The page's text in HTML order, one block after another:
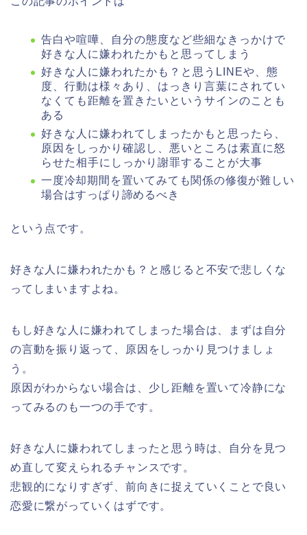
告白や喧嘩、自分の態度など些細なきっかけで
好きな人に嫌われたかもと思ってしまう
好きな人に嫌われたかも？と思うLINEや、態
度、行動は様々あり、はっきり言葉にされてい
なくても距離を置きたいというサインのことも
ある
好きな人に嫌われてしまったかもと思ったら、
原因をしっかり確認し、悪いところは素直に怒
らせた相手にしっかり謝罪することが大事
一度冷却期間を置いてみても関係の修復が難しい
場合はすっぱり諦めるべき
という点です。
好きな人に嫌われたかも？と感じると不安で悲しくな
ってしまいますよね。
もし好きな人に嫌われてしまった場合は、まずは自分
の言動を振り返って、原因をしっかり見つけましょ
う。
原因がわからない場合は、少し距離を置いて冷静にな
ってみるのも一つの手です。
好きな人に嫌われてしまったと思う時は、自分を見つ
め直して変えられるチャンスです。
悲観的になりすぎず、前向きに捉えていくことで良い
恋愛に繋がっていくはずです。